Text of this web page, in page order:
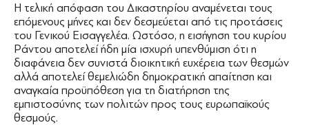
Η τελική απόφαση του Δικαστηρίου αναμένεται τους
επόμενους μήνες και δεν δεσμεύεται από τις προτάσεις
του Γενικού Εισαγγελέα. Ωστόσο, η εισήγηση του κυρίου
Ράντου αποτελεί ήδη μία ισχυρή υπενθύμιση ότι η
διαφάνεια δεν συνιστά διοικητική ευχέρεια των θεσμών
αλλά αποτελεί θεμελιώδη δημοκρατική απαίτηση και
αναγκαία προϋπόθεση για τη διατήρηση της
εμπιστοσύνης των πολιτών προς τους ευρωπαϊκούς
θεσμούς.